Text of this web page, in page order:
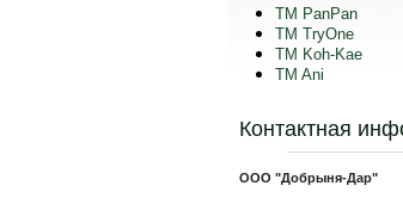
TM PanPan
ТМ TryOne
ТМ Koh-Kae
TM Ani
Контактная
ООО "Добрыня-Дар"